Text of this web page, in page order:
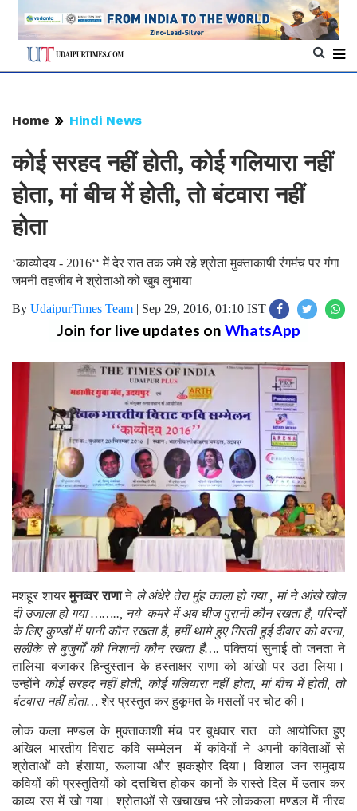
Home Hindi News
कोई सरहद नहीं होती, कोई गलियारा नहीं
होता, मां बीच में होती, तो बंटवारा नहीं
होता
‘काव्योदय - 2016‘‘ में देर रात तक जमे रहे श्रोता मुक्ताकाषी रंगमंच पर गंगा
जमनी तहजीब ने श्रोताओं को खुब लुभाया
By UdaipurTimes Team | Sep 29, 2016, 01:10 IST
Join for live updates on WhatsApp
मशहूर शायरमुनव्वर राणाने ले अंधेरे तेरा मुंह काला हो गया , मां ने आंखे खोल
दी उजाला हो गया …….., नये कमरे में अब चीज पुरानी कौन रखता है, परिन्दों
के लिए कुण्डों में पानी कौन रखता है, हमीं थामे हुए गिरती हुई दीवार को वरना,
सलीके से बुजुर्गों की निशानी कौन रखता है…. पंक्तियां सुनाई तो जनता ने
तालिया बजाकर हिन्दुस्तान के हस्ताक्षर राणा को आंखो पर उठा लिया।
उन्होंने कोई सरहद नहीं होती, कोई गलियारा नहीं होता, मां बीच में होती, तो
बंटवारा नहीं होता… शेर प्रस्तुत कर हुकूमत के मसलों पर चोट की।
लोक कला मण्डल के मुक्ताकाशी मंच पर बुधवार रात को आयोजित हुए
अखिल भारतीय विराट कवि सम्मेलन में कवियों ने अपनी कविताओं से
श्रोताओं को हंसाया, रूलाया और झकझोर दिया। विशाल जन समुदाय
कवियों की प्रस्तुतियों को दत्तचित्त होकर कानों के रास्ते दिल में उतार कर
काव्य रस में खो गया। श्रोताओं से खचाखच भरे लोककला मण्डल में नीरव